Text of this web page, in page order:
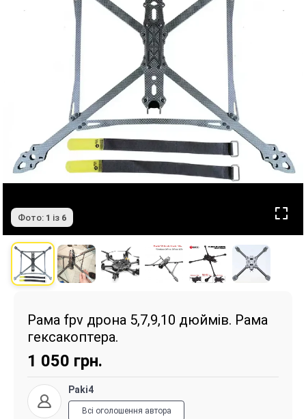
Фото: 1 із 6
Рама fpv дрона 5,7,9,10 дюймів. Рама
гексакоптера.
1 050 грн.
Paki4
Всі оголошення автора